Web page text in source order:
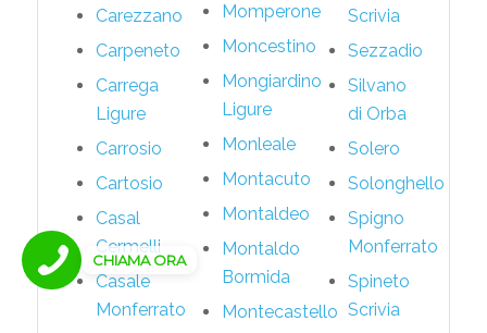
Carezzano
Carpeneto
Carrega
Ligure
Carrosio
Cartosio
Casal
Cermelli
Casale
Monferrato
Momperone
Moncestino
Mongiardino
Ligure
Monleale
Montacuto
Montaldeo
Montaldo
Bormida
Montecastello
Scrivia
Sezzadio
Silvano
di Orba
Solero
Solonghello
Spigno
Monferrato
Spineto
Scrivia
CHIAMA ORA